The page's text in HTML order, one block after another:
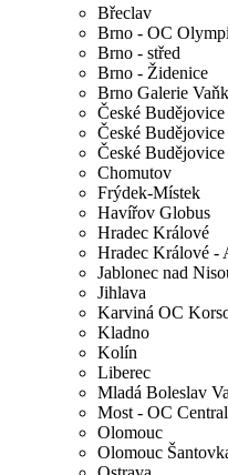
Břeclav
Brno - OC
Brno - střed
Brno - Židenice
Brno Galerie
České
České
České
Chomutov
Frýdek-Místek
Havířov Globus
Hradec Králové
Hradec Králové -
Jablonec nad
Jihlava
Karviná OC
Kladno
Kolín
Liberec
Mladá Boleslav
Most - OC Central
Olomouc
Olomouc